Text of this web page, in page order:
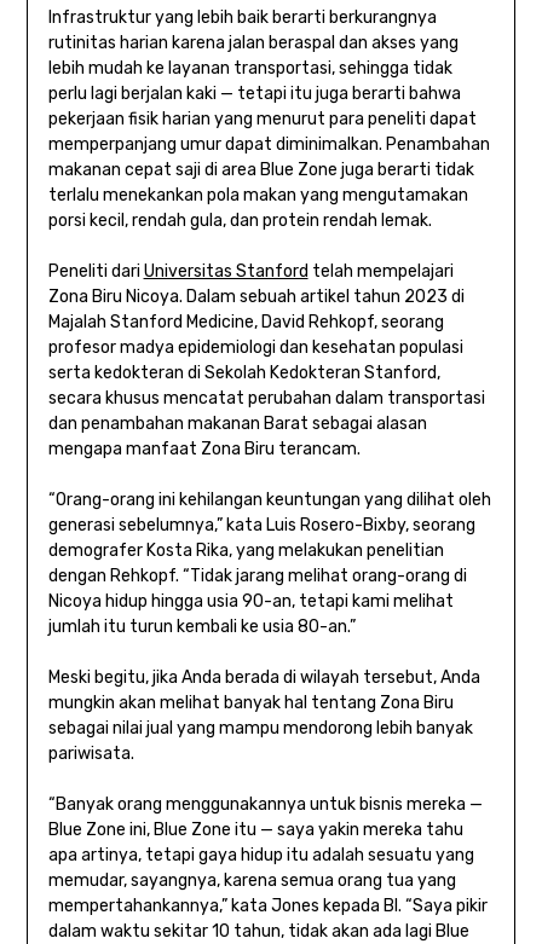
Infrastruktur yang lebih baik berarti berkurangnya
rutinitas harian karena jalan beraspal dan akses yang
lebih mudah ke layanan transportasi, sehingga tidak
perlu lagi berjalan kaki — tetapi itu juga berarti bahwa
pekerjaan fisik harian yang menurut para peneliti dapat
memperpanjang umur dapat diminimalkan. Penambahan
makanan cepat saji di area Blue Zone juga berarti tidak
terlalu menekankan pola makan yang mengutamakan
porsi kecil, rendah gula, dan protein rendah lemak.
Peneliti dari Universitas Stanford telah mempelajari
Zona Biru Nicoya. Dalam sebuah artikel tahun 2023 di
Majalah Stanford Medicine, David Rehkopf, seorang
profesor madya epidemiologi dan kesehatan populasi
serta kedokteran di Sekolah Kedokteran Stanford,
secara khusus mencatat perubahan dalam transportasi
dan penambahan makanan Barat sebagai alasan
mengapa manfaat Zona Biru terancam.
“Orang-orang ini kehilangan keuntungan yang dilihat oleh
generasi sebelumnya,” kata Luis Rosero-Bixby, seorang
demografer Kosta Rika, yang melakukan penelitian
dengan Rehkopf. “Tidak jarang melihat orang-orang di
Nicoya hidup hingga usia 90-an, tetapi kami melihat
jumlah itu turun kembali ke usia 80-an.”
Meski begitu, jika Anda berada di wilayah tersebut, Anda
mungkin akan melihat banyak hal tentang Zona Biru
sebagai nilai jual yang mampu mendorong lebih banyak
pariwisata.
“Banyak orang menggunakannya untuk bisnis mereka —
Blue Zone ini, Blue Zone itu — saya yakin mereka tahu
apa artinya, tetapi gaya hidup itu adalah sesuatu yang
memudar, sayangnya, karena semua orang tua yang
mempertahankannya,” kata Jones kepada BI. “Saya pikir
dalam waktu sekitar 10 tahun, tidak akan ada lagi Blue